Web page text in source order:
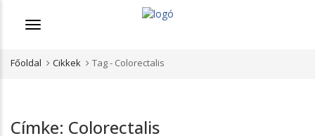
Menü
Főoldal Cikkek Tag - Colorectalis
Címke: Colorectalis